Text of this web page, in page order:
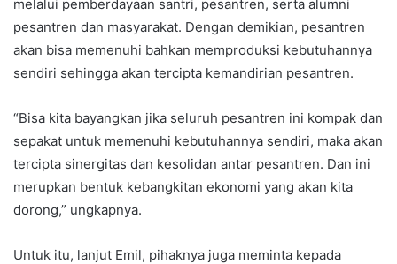
melalui pemberdayaan santri, pesantren, serta alumni
pesantren dan masyarakat. Dengan demikian, pesantren
akan bisa memenuhi bahkan memproduksi kebutuhannya
sendiri sehingga akan tercipta kemandirian pesantren.
“Bisa kita bayangkan jika seluruh pesantren ini kompak dan
sepakat untuk memenuhi kebutuhannya sendiri, maka akan
tercipta sinergitas dan kesolidan antar pesantren. Dan ini
merupkan bentuk kebangkitan ekonomi yang akan kita
dorong,” ungkapnya.
Untuk itu, lanjut Emil, pihaknya juga meminta kepada